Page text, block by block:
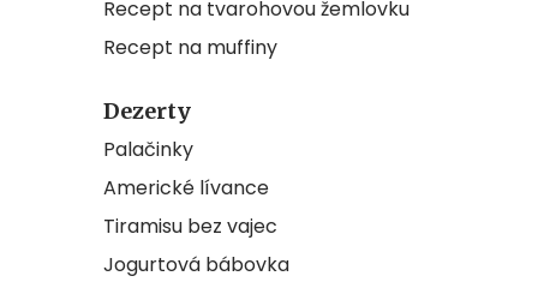
Recept na tvarohovou žemlovku
Recept na muffiny
Dezerty
Palačinky
Americké lívance
Tiramisu bez vajec
Jogurtová bábovka